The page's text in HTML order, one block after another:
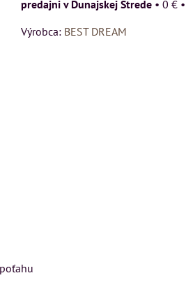
predajni v Dunajskej Strede • 0 € •
Výrobca: BEST DREAM
ponúka...